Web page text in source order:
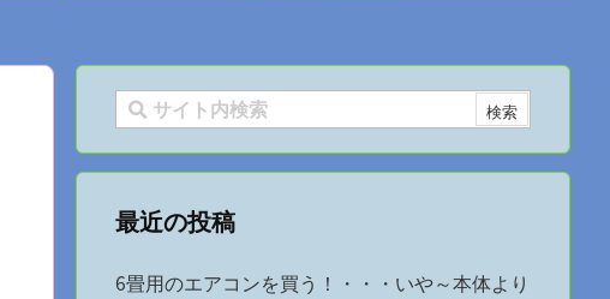
最近の投稿
6畳用のエアコンを買う！・・・いや～本体より